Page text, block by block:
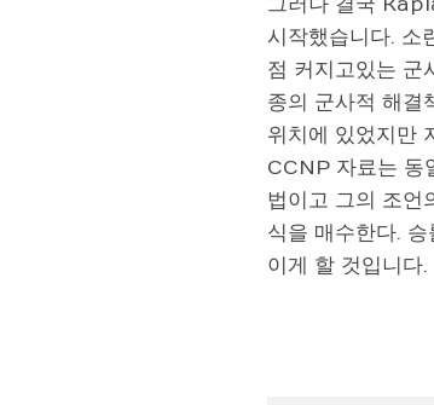
그러나 결국
시작했습니다. 소
점 커지고있는 군
종의 군사적 해결
위치에 있었지만
CCNP 자료는 동
법이고 그의 조
식을 매수한다.
이게 할 것입니다.